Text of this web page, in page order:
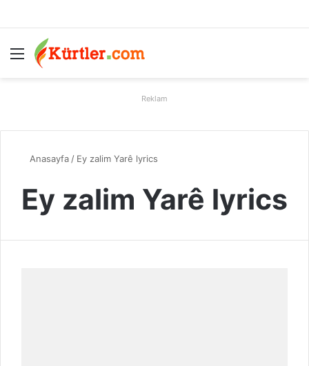
Menü
Reklam
Anasayfa / Ey zalim Yarê lyrics
Ey zalim Yarê lyrics